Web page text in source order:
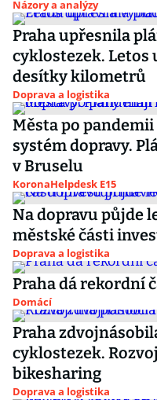
Názory a analýzy
Praha upřesnila
cyklostezek. Letos
desítky kilometrů
Doprava a logistika
Města po
systém dopravy.
v Bruselu
KoronaHelpdesk E15
Na dopravu půjde
městské části
Doprava a logistika
Praha dá rekordní
Domácí
Praha
cyklostezek.
bikesharing
Doprava a logistika